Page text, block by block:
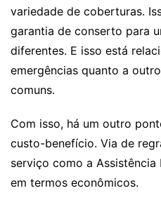
variedade de coberturas.
garantia de conserto para
diferentes. E isso está
emergências quanto a
comuns.
Com isso, há um outro
custo-benefício. Via de
serviço como a
em termos econômicos.